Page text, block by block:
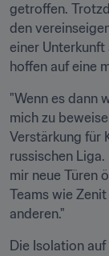
getroffen.
den
einer Unterkunft
hoffen auf eine
"Wenn es dann
mich zu
Verstärkung für
russischen
mir neue Türen
Teams wie
anderen."
Die Isolation